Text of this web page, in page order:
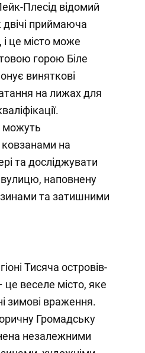
Плесід відомий
двічі приймаюча
це місто може
горою Біле
виняткові
на лижах для
можуть
на
та досліджувати
наповнену
та затишними
Тисяча островів-
це веселе місто, яке
зимові враження.
Громадську
незалежними